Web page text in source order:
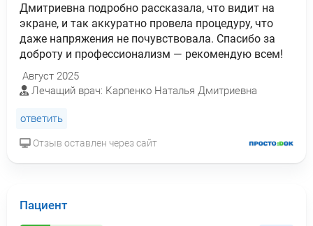
Дмитриевна подробно рассказала, что видит на
экране, и так аккуратно провела процедуру, что
даже напряжения не почувствовала. Спасибо за
доброту и профессионализм — рекомендую всем!
Август 2025
Лечащий врач: Карпенко Наталья Дмитриевна
ответить
Отзыв оставлен через сайт
Пациент